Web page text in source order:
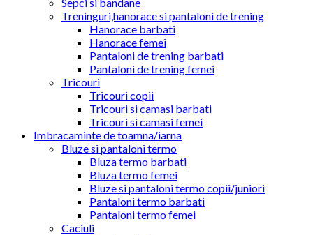
Treninguri,hanorace si pantaloni de trening
Hanorace barbati
Hanorace femei
Pantaloni de trening barbati
Pantaloni de trening femei
Tricouri
Tricouri copii
Tricouri si camasi barbati
Tricouri si camasi femei
Imbracaminte de toamna/iarna
Bluze si pantaloni termo
Bluza termo barbati
Bluza termo femei
Bluze si pantaloni termo copii/juniori
Pantaloni termo barbati
Pantaloni termo femei
Caciuli